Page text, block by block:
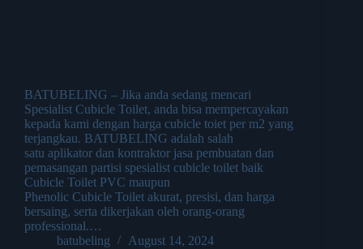
BATUBELING – Jika anda sedang mencari
Spesialist Cubicle Toilet, anda bisa mempercayakan
kepada kami dengan harga cubicle toiet per m2 yang
terjangkau. BATUBELING adalah salah
satu aplikator dan kontraktor jasa pembuatan dan
pemasangan partisi spesialist cubicle toilet baik
Cubicle Toilet PVC maupun
Phenolic Cubicle Toilet akurat, presisi, dan harga
bersaing, serta dikerjakan oleh orang-orang
professional.…
batubeling
August 14, 2024